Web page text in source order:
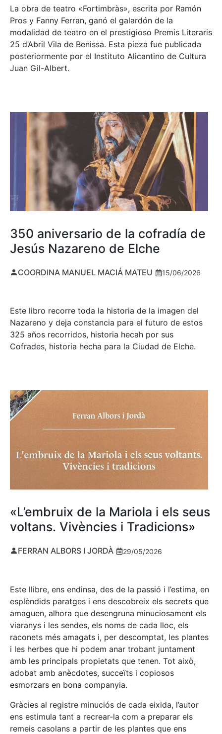
La obra de teatro «Fortimbràs», escrita por Ramón
Pros y Fanny Ferran, ganó el galardón de la
modalidad de teatro en el prestigioso Premis Literaris
25 d’Abril Vila de Benissa. Esta pieza fue publicada
posteriormente por el Instituto Alicantino de Cultura
Juan Gil-Albert.
350 aniversario de la cofradía de
Jesús Nazareno de Elche
COORDINA MANUEL MACIÁ MATEU 15/06/2026
Este libro recorre toda la historia de la imagen del
Nazareno y deja constancia para el futuro de estos
325 años recorridos, historia hecah por sus
Cofrades, historia hecha para la Ciudad de Elche.
«L’embruix de la Mariola i els seus
voltans. Vivències i Tradicions»
FERRAN ALBORS I JORDÀ 29/05/2026
Este llibre, ens endinsa, des de la passió i l’estima, en
esplèndids paratges i ens descobreix els secrets que
amaguen, alhora que desengruna minuciosament els
viaranys i les sendes, els noms de cada lloc, els
raconets més amagats i, per descomptat, les plantes
i les herbes que hi podem anar trobant juntament
amb les principals propietats que tenen. Tot això,
adobat amb anècdotes, succeïts i copiosos
esmorzars en bona companyia.
Gràcies al registre minuciós de cada eixida, l’autor
ens estimula tant a recrear-la com a preparar els
remeis casolans a partir de les plantes que ens